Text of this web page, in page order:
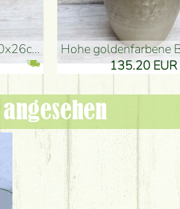
hohe goldenfarbene
135.20 EUR